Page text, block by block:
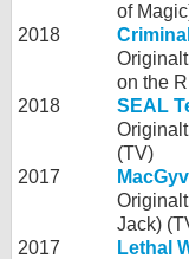
of
2018
on the
2018
SEAL
(TV)
2017
Jack)
2017
Lethal